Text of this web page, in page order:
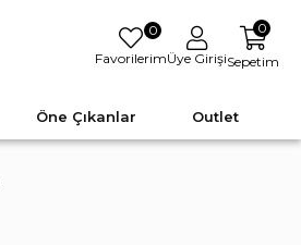
Favorilerim
0
Üye GirişiSepetim
0
Öne Çıkanlar Outlet